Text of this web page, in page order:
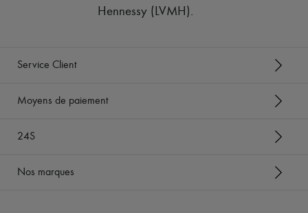
Hennessy (LVMH).
Service Client
Moyens de paiement
24S
Nos marques